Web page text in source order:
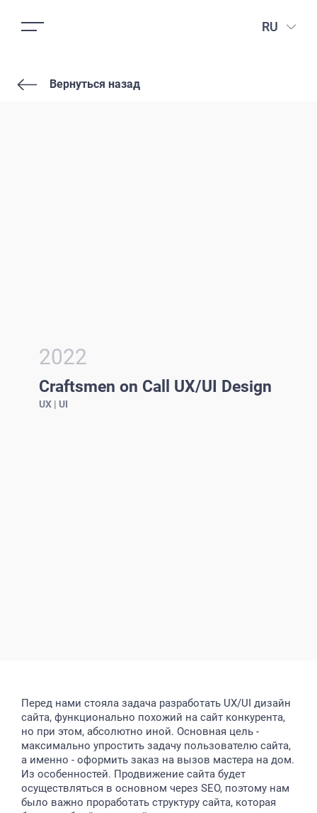
RU
Вернуться назад
2022
Craftsmen on Call UX/UI Design
UX | UI
Перед нами стояла задача разработать UX/UI дизайн
сайта, функционально похожий на сайт конкурента,
но при этом, абсолютно иной. Основная цель -
максимально упростить задачу пользователю сайта,
а именно - оформить заказ на вызов мастера на дом.
Из особенностей. Продвижение сайта будет
осуществляться в основном через SEO, поэтому нам
было важно проработать структуру сайта, которая